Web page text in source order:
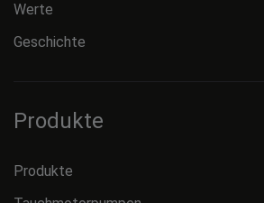
Werte
Geschichte
Produkte
Produkte